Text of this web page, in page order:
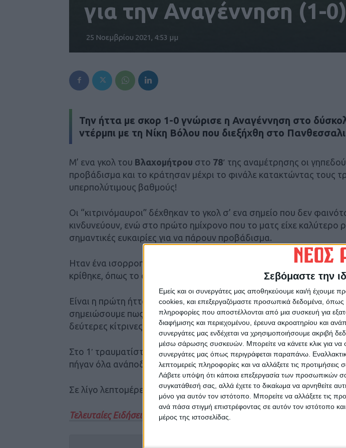
Σεβόμαστε την
Εμείς και οι συνεργάτες μας αποθηκεύουμε και/ή
cookies, και επεξεργαζόμαστε προσωπικά δεδομένα, όπως
πληροφορίες που αποστέλλονται από μια συσκευή για
διαφήμισης και περιεχομένου, έρευνα ακροατηρίου και
συνεργάτες μας ενδέχεται να χρησιμοποιήσουμε ακριβή
μέσω σάρωσης συσκευών. Μπορείτε να κάνετε κλικ για να
συνεργάτες μας όπως περιγράφεται παραπάνω.
λεπτομερείς πληροφορίες και να αλλάξετε τις προτιμήσεις
Λάβετε υπόψη ότι κάποια επεξεργασία των προσωπικών
συγκατάθεσή σας, αλλά έχετε το δικαίωμα να αρνηθείτε
μόνο για αυτόν τον ιστότοπο. Μπορείτε να αλλάξετε τις
ανά πάσα στιγμή επιστρέφοντας σε αυτόν τον ιστότοπο
μέρος της ιστοσελίδας.
για την Αναγέννηση (1-0)
25 Νοεμβρίου 2021, 4:53 μμ
Την ήττα με σκορ 1-0 γνώρισε η Αναγέννηση στο
ντέρμπι με τη Νίκη Βόλου που διεξήχθη στο
Μ’ ενα γκολ του Βλαχομήτρου στο 78′ της αναμέτρησης οι
προβάδισμα και το κράτησαν μέχρι το φινάλε κατακτώντας τους
υπερπολύτιμους βαθμούς!
Οι “κιτρινόμαυροι” δέχθηκαν το γκολ σ’ ενα σημείο που δεν
κινδυνεύουν, ενώ στο πρώτο ημίχρονο που το ματς είχε καλύτερο
σημαντικές ευκαιρίες για να πάρουν προβάδισμα.
Ηταν ένα ισορροπημένο σε γενικές γραμμές παιχνίδι με δύο
κρίθηκε, όπως το αναμέναμε στις λεπτομέρειες.
Είναι η πρώτη ήττα της Αναγέννησης μετά από τρία ολόκληρα
σημειώσουμε πως αποβλήθηκε και ο Μπιανκόνι στο 82′ με δύο
δεύτερες κίτρινες κάρτες για διαμαρτυρία.
Στο 1′ τραυματίστηκε και αντικαταστάθηκε ο Κουτσιανικούλης σ’
πήγαν όλα ανάποδα για την ομάδα της Καρδίτσας.
Σε λίγο λεπτομέρειες και αργότερα οι φάσεις και το γκολ του
Τελευταίες Ειδήσεις Σήμερα